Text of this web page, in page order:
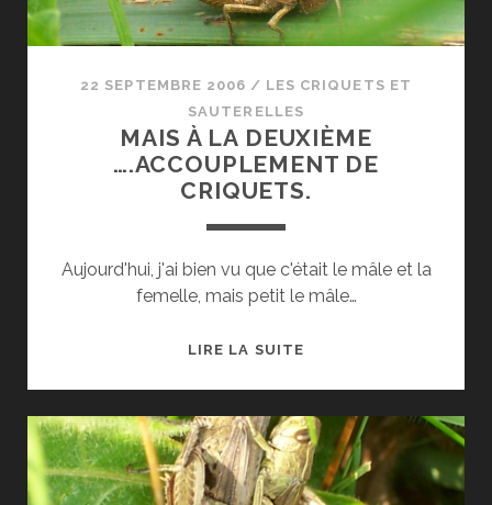
22 SEPTEMBRE 2006 / LES CRIQUETS ET
SAUTERELLES
MAIS À LA DEUXIÈME
….ACCOUPLEMENT DE
CRIQUETS.
Aujourd'hui, j'ai bien vu que c'était le mâle et la
femelle, mais petit le mâle…
LIRE LA SUITEMAIS
DEUXIÈME
….ACCOUPLEMENT
DE